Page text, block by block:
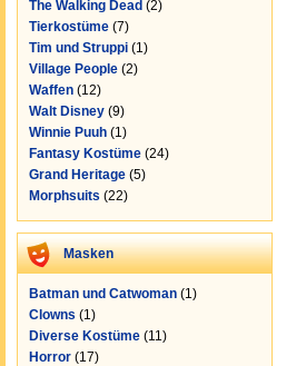
The Walking Dead (2)
Tierkostüme (7)
Tim und Struppi (1)
Village People (2)
Waffen (12)
Walt Disney (9)
Winnie Puuh (1)
Fantasy Kostüme (24)
Grand Heritage (5)
Morphsuits (22)
Masken
Batman und Catwoman (1)
Clowns (1)
Diverse Kostüme (11)
Horror (17)